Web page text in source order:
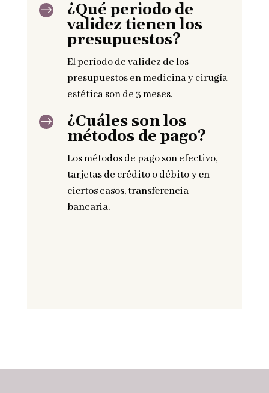
$ ¿Qué periodo de
validez tienen los
presupuestos?
El período de validez de los
presupuestos en medicina y cirugía
estética son de 3 meses.
$ ¿Cuáles son los
métodos de pago?
Los métodos de pago son efectivo,
tarjetas de crédito o débitoy en
ciertos casos, transferencia
bancaria.